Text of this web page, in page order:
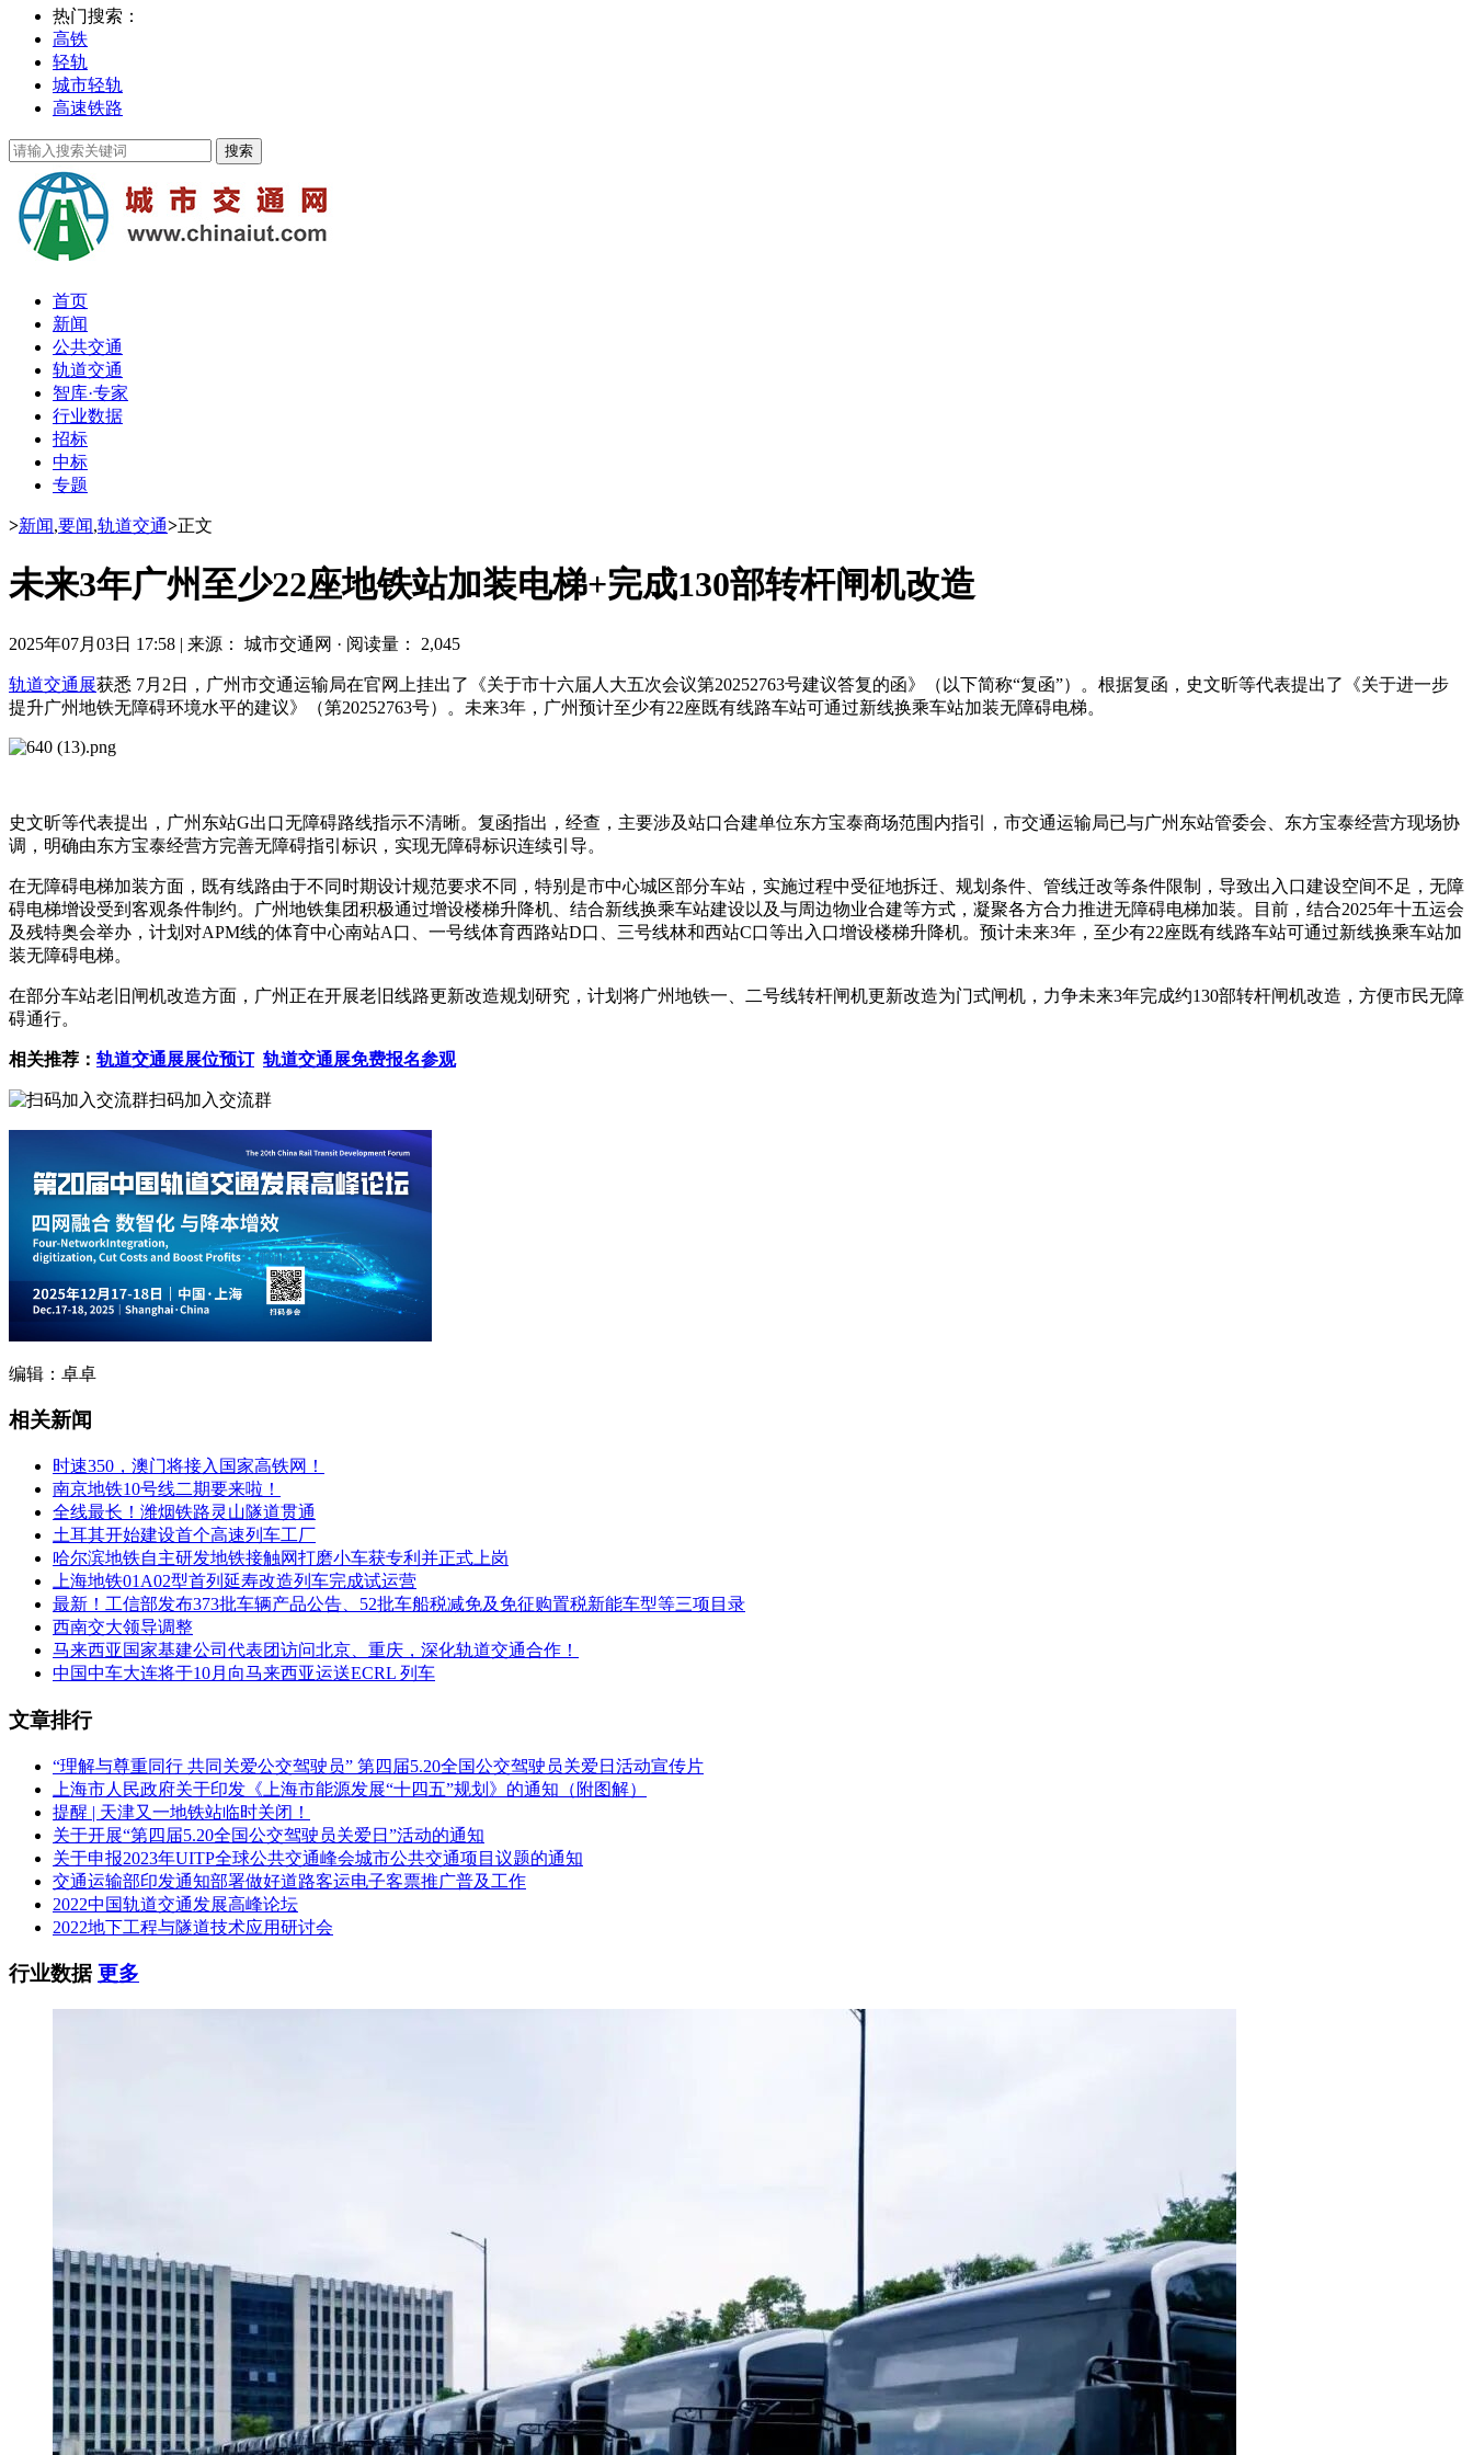
热门搜索：
高铁
轻轨
城市轻轨
高速铁路
首页
新闻
公共交通
轨道交通
智库·专家
行业数据
招标
中标
专题
>新闻,要闻,轨道交通>正文
未来3年广州至少22座地铁站加装电梯+完成130部转杆闸机改造
2025年07月03日 17:58 | 来源： 城市交通网 · 阅读量： 2,045
轨道交通展获悉 7月2日，广州市交通运输局在官网上挂出了《关于市十六届人大五次会议第20252763号建议答复的函》（以下简称“复函”）。根据复函，史文昕等代表提出了《关于进一步
提升广州地铁无障碍环境水平的建议》（第20252763号）。未来3年，广州预计至少有22座既有线路车站可通过新线换乘车站加装无障碍电梯。
史文昕等代表提出，广州东站G出口无障碍路线指示不清晰。复函指出，经查，主要涉及站口合建单位东方宝泰商场范围内指引，市交通运输局已与广州东站管委会、东方宝泰经营方现场协
调，明确由东方宝泰经营方完善无障碍指引标识，实现无障碍标识连续引导。
在无障碍电梯加装方面，既有线路由于不同时期设计规范要求不同，特别是市中心城区部分车站，实施过程中受征地拆迁、规划条件、管线迁改等条件限制，导致出入口建设空间不足，无障
碍电梯增设受到客观条件制约。广州地铁集团积极通过增设楼梯升降机 、结合新线换乘车站建设以及与周边物业合建等方式，凝聚各方合力推进无障碍电梯加装。目前，结合2025年十五运会
及残特奥会举办，计划对APM线的体育中心南站A口、一号线体育西路站D口、三号线林和西站C口等出入口增设楼梯升降机。预计未来3年，至少有22座既有线路车站可通过新线换乘车站加
装无障碍电梯。
在部分车站老旧闸机改造方面，广州正在开展老旧线路更新改造规划研究，计划将广州地铁一、二号线转杆闸机更新改造为门式闸机，力争未来3年完成约130部转杆闸机改造，方便市民无障
碍通行。
相关推荐： 轨道交通展展位预订 轨道交通展免费报名参观
扫码加入交流群
编辑：卓卓
相关新闻
时速350，澳门将接入国家高铁网！
南京地铁10号线二期要来啦！
全线最长！潍烟铁路灵山隧道贯通
土耳其开始建设首个高速列车工厂
哈尔滨地铁自主研发地铁接触网打磨小车获专利并正式上岗
上海地铁01A02型首列延寿改造列车完成试运营
最新！工信部发布373批车辆产品公告、52批车船税减免及免征购置税新能车型等三项目录
西南交大领导调整
马来西亚国家基建公司代表团访问北京、重庆，深化轨道交通合作！
中国中车大连将于10月向马来西亚运送ECRL 列车
文章排行
“理解与尊重同行 共同关爱公交驾驶员” 第四届5.20全国公交驾驶员关爱日活动宣传片
上海市人民政府关于印发《上海市能源发展“十四五”规划》的通知（附图解）
提醒 | 天津又一地铁站临时关闭！
关于开展“第四届5.20全国公交驾驶员关爱日”活动的通知
关于申报2023年UITP全球公共交通峰会城市公共交通项目议题的通知
交通运输部印发通知部署做好道路客运电子客票推广普及工作
2022中国轨道交通发展高峰论坛
2022地下工程与隧道技术应用研讨会
行业数据更多